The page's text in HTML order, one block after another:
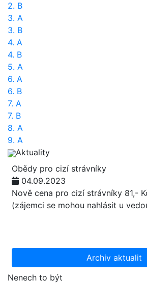
2. B
3. A
3. B
4. A
4. B
5. A
6. A
6. B
7. A
7. B
8. A
9. A
Aktuality
Obědy pro cizí strávníky
04.09.2023
Nově cena pro cizí strávníky 81,-
(zájemci se mohou nahlásit u
Archiv aktualit
Nenech to být